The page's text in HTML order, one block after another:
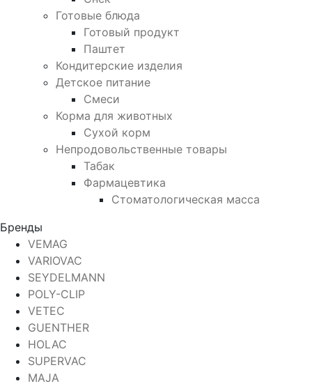
Готовые блюда
Готовый продукт
Паштет
Кондитерские изделия
Детское питание
Смеси
Корма для животных
Сухой корм
Непродовольственные товары
Табак
Фармацевтика
Стоматологическая масса
Бренды
VEMAG
VARIOVAC
SEYDELMANN
POLY-CLIP
VETEC
GUENTHER
HOLAC
SUPERVAC
MAJA